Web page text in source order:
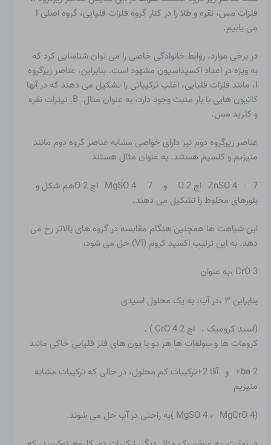
فلزات مس، نقره و طلا را در کنار گروه فلزات قلیایی، گروه اصلی I
می یابیم.
در برخی موارد، روابط خانوادگی خاصی را می توان شناسایی کرد که
به ویژه در اعداد اکسیداسیون مشهود است. بنابراین، عناصر زیرگروه
I، مانند فلزات قلیایی، اغلب ترکیباتی را تشکیل می دهند که در آنها
کاتیون هایی با بار مثبت وجود دارد، به عنوان مثال. B. نیترات نقره
و کلرید مس.
عناصر زیرگروه دوم نیز دارای خواصی مشابه عناصر گروه دوم مانند
منیزیم و کلسیم هستند. به عنوان مثال هستند
ZnSO 4 · 7 اچ 2 O و MgSO 4 · 7 اچ 2 Oهم شکل و
بلورهای مخلوط را تشکیل می دهند.
اینشباهت ها همچنین هنگام مقایسه در گروه های بالاتر رخ می
دهد. به این ترتیب اکسید کروم (VI) حل می شود،
CrO 3 ،به عنوان
بنابراین ۳ ،در آب، به یک محلول اسیدی
(اسید کرومیک ، اچ 2 CrO 4 ) .
کرومات ها و سولفات ها هر دو با یون های فلز قلیایی خاکی مانند
ba 2+ و آقا 2+ترکیبات کم محلول، در حالی که ترکیبات مشابه
منیزیم
(MgSO 4 ، MgCrO 4 )به راحتی در آب حل می شوند.